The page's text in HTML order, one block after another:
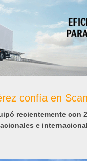
confía en
recientemente con
e